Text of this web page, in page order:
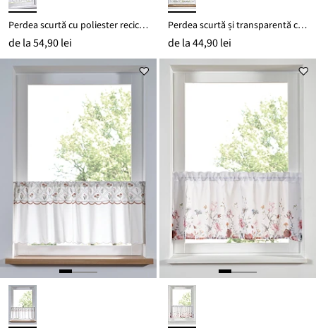
Perdea scurtă cu poliester reciclat și broderie
de la54,90 lei
Perdea scurtă și transparentă cu flori brodate
de la44,90 lei